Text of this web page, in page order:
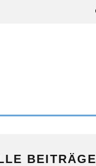
BEITRÄGE